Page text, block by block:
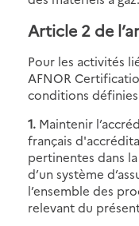
Article 2 de
Pour les activités
AFNOR
conditions définies
1. Maintenir
français
pertinentes dans
d’un système
l’ensemble des
relevant du